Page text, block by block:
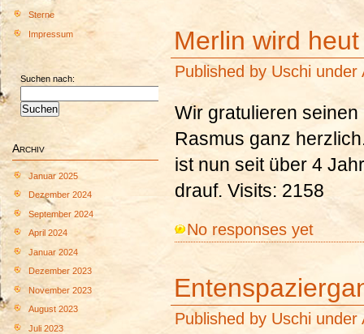
Sterne
Impressum
Suchen nach:
Archiv
Januar 2025
Dezember 2024
September 2024
April 2024
Januar 2024
Dezember 2023
November 2023
August 2023
Juli 2023
Merlin wird
Published by Uschi under
Wir gratulieren
Rasmus ganz
ist nun seit über 4
drauf. Visits: 2158
No responses yet
Published by Uschi under